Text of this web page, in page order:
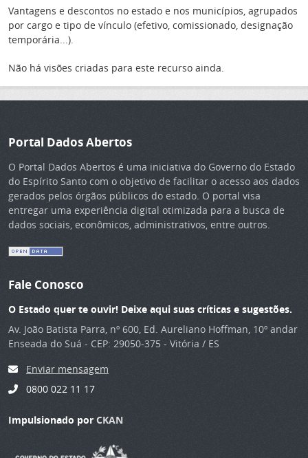
Vantagens e descontos no estado e nos municípios, agrupados
por cargo e tipo de vínculo (efetivo, comissionado, designação
temporária...).
Não há visões criadas para este recurso ainda.
Portal Dados Abertos
O Portal Dados Abertos é uma iniciativa do Governo do Estado
do Espírito Santo com o objetivo de facilitar o acesso aos dados
gerados pelos órgãos públicos do estado. O portal visa
entregar uma experiência digital otimizada para a busca de
dados sociais, econômicos, administrativos, entre outros.
Fale Conosco
O Estado quer te ouvir! Deixe aqui suas críticas e sugestões.
Av. João Batista Parra, nº 600, Ed. Aureliano Hoffman, 10º andar
Enseada do Suá - CEP: 29050-375 - Vitória / ES
Enviar mensagem
0800 022 11 17
Impulsionado por CKAN